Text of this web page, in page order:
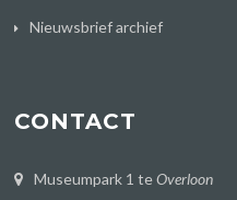
Nieuwsbrief archief
CONTACT
Museumpark 1 teOverloon